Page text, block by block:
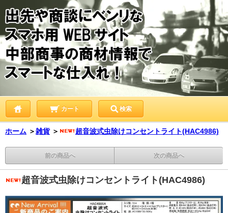
カート 検索
ホーム ＞雑貨 ＞ 超音波式虫除けコンセントライト(HAC4986)
前の商品へ 次の商品へ
超音波式虫除けコンセントライト(HAC4986)